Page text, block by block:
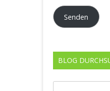
Adresse
Senden
BLOG